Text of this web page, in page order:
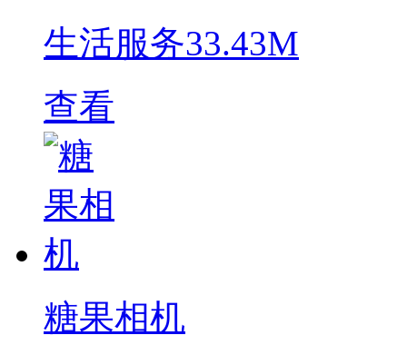
生活服务33.43M
查看
糖果相机